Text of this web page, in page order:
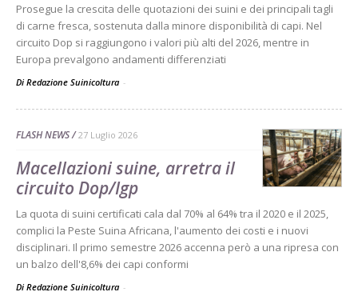
Prosegue la crescita delle quotazioni dei suini e dei principali tagli
di carne fresca, sostenuta dalla minore disponibilità di capi. Nel
circuito Dop si raggiungono i valori più alti del 2026, mentre in
Europa prevalgono andamenti differenziati
Di Redazione Suinicoltura -
FLASH NEWS 27 Luglio 2026
Macellazioni suine, arretra il
circuito Dop/Igp
La quota di suini certificati cala dal 70% al 64% tra il 2020 e il 2025,
complici la Peste Suina Africana, l'aumento dei costi e i nuovi
disciplinari. Il primo semestre 2026 accenna però a una ripresa con
un balzo dell'8,6% dei capi conformi
Di Redazione Suinicoltura -